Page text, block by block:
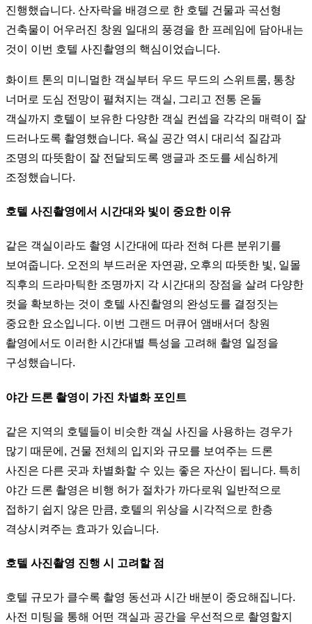
진행했습니다. 산자락을 배경으로 한 호텔 건물과 곡선형
건축물이 어우러진 창원 일대의 풍경을 한 프레임에 담아내는
것이 이번 호텔 사진촬영의 핵심이었습니다.
화이트 톤의 미니멀한 객실부터 우드 무드의 스위트룸, 통창
너머로 도심 전망이 펼쳐지는 객실, 그리고 전통 온돌
객실까지 호텔이 보유한 다양한 객실 컨셉을 각각의 매력이 잘
드러나도록 촬영했습니다. 욕실 공간 역시 대리석 질감과
조명의 따뜻함이 잘 전달되도록 앵글과 조도를 세심하게
조정했습니다.
호텔 사진촬영에서 시간대와 빛이 중요한 이유
같은 객실이라도 촬영 시간대에 따라 전혀 다른 분위기를
보여줍니다. 오전의 부드러운 자연광, 오후의 따뜻한 빛, 일몰
직후의 드라마틱한 조명까지 각 시간대의 장점을 살려 다양한
컷을 확보하는 것이 호텔 사진촬영의 완성도를 결정짓는
중요한 요소입니다. 이번 그랜드 머큐어 앰배서더 창원
촬영에서도 이러한 시간대별 특성을 고려해 촬영 일정을
구성했습니다.
야간 드론 촬영이 가진 차별화 포인트
같은 지역의 호텔들이 비슷한 객실 사진을 사용하는 경우가
많기 때문에, 건물 전체의 입지와 규모를 보여주는 드론
사진은 다른 곳과 차별화할 수 있는 좋은 자산이 됩니다. 특히
야간 드론 촬영은 비행 허가 절차가 까다로워 일반적으로
접하기 쉽지 않은 만큼, 호텔의 위상을 시각적으로 한층
격상시켜주는 효과가 있습니다.
호텔 사진촬영 진행 시 고려할 점
호텔 규모가 클수록 촬영 동선과 시간 배분이 중요해집니다.
사전 미팅을 통해 어떤 객실과 공간을 우선적으로 촬영할지